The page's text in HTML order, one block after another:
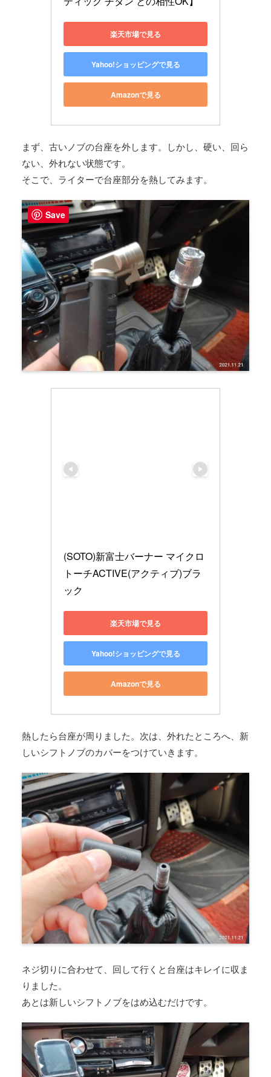
楽天市場で見る
Yahoo!ショッピングで見る
Amazonで見る
まず、古いノブの台座を外します。しかし、硬い、回ら
ない、外れない状態です。
そこで、ライターで台座部分を熱してみます。
(SOTO)新富士バーナー マイクロ
トーチACTIVE(アクティブ)ブラ
ック
楽天市場で見る
Yahoo!ショッピングで見る
Amazonで見る
熱したら台座が周りました。次は、外れたところへ、新
しいシフトノブのカバーをつけていきます。
ネジ切りに合わせて、回して行くと台座はキレイに収ま
りました。
あとは新しいシフトノブをはめ込むだけです。
Save